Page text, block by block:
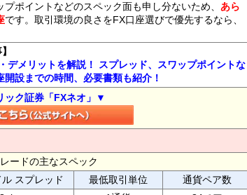
ポイントなどのスペック面も申し分ないため、 あら
です。取引環境の良さをFX口座選びで優先するなら、
デメリットを解説！ スプレッド、スワップポイントな
設までの時間、必要書類も紹介！
ック証券「FXネオ」▼
ードの主なスペック
スプレッド 最低取引単位
通貨ペア数